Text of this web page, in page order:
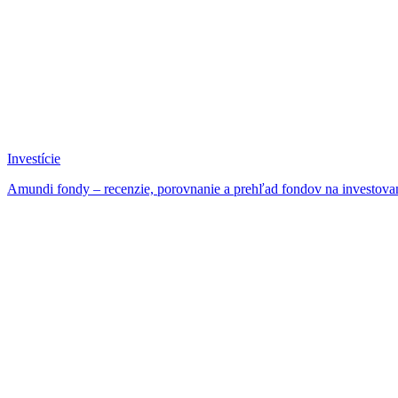
Investície
Amundi fondy – recenzie, porovnanie a prehľad fondov na